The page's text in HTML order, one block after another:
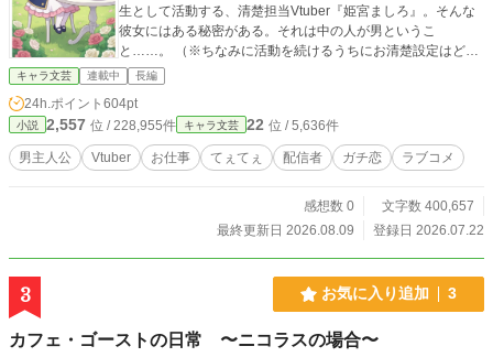
生として活動する、清楚担当Vtuber『姫宮ましろ』。そんな
彼女にはある秘密がある。それは中の人が男というこ
と……。 （※ちなみに活動を続けるうちにお清楚設定はどこ
へやら、気付けばただのお喋りモンスターに進化しています
w） ​そんな『姫宮ましろ』の中の人こと、主人公の神崎颯太
は『Fmすたーらいぶ』のマネージャーである姉の神崎桃を助
けるためにVtuberとして活動していた。 ​同じ事務所のライバ
ーとはほとんど絡まない、連絡も必要最低限。そんな生活を2
年続けていたある日。事務所の不手際で半年前にデビューし
て…… ​この物語は正体を隠しながら『姫宮ましろ』として活
動する主人公と、ガチで陰キャでコミュ障な後輩ちゃんのVtu
かしいラブコメ」から、次第に事務所全体を巻き込んだ熱い
『お仕事ドラマ』へとスケールアップ！たまに訪れる糖度高
めな展開もお楽しみに。 ​【リアルすぎる配信パート(^-^)v】
配信シーンはほぼ地の文なし！「」が枠主、《》が通話越
キャラ文芸 連載中 長編
24h.ポイント 604pt
小説 2,557 位 / 228,955件 キャラ文芸 22 位 / 5,636件
男主人公 Vtuber お仕事 てぇてぇ 配信者 ガチ恋 ラブコメ
感想数 0
文字数 400,657
最終更新日 2026.08.09
登録日 2026.07.22
3 お気に入り追加 3
カフェ・ゴーストの日常 〜ニコラスの場合〜